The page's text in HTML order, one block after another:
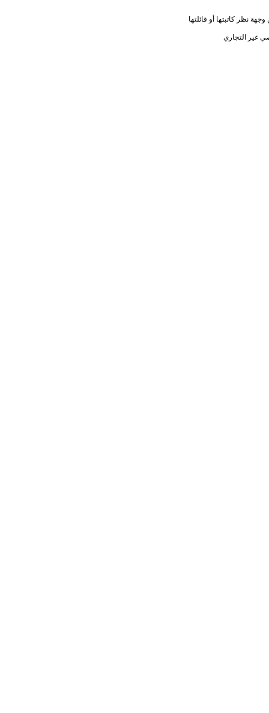
نظر كاتبتها أو قائلتها
غير التجاري